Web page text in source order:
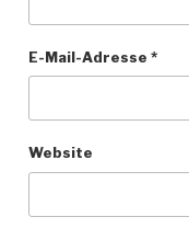
E-Mail-Adresse *
Website